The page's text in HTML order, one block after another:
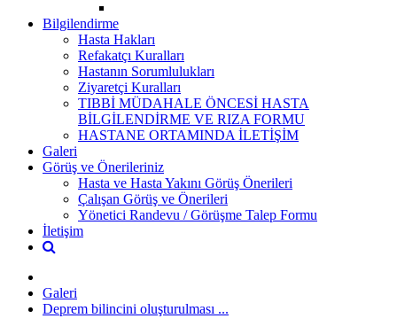
Bilgilendirme
Hasta Hakları
Refakatçı Kuralları
Hastanın Sorumlulukları
Ziyaretçi Kuralları
TIBBİ MÜDAHALE ÖNCESİ HASTA
BİLGİLENDİRME VE RIZA FORMU
HASTANE ORTAMINDA İLETİŞİM
Galeri
Görüş ve Önerileriniz
Hasta ve Hasta Yakını Görüş Önerileri
Çalışan Görüş ve Önerileri
Yönetici Randevu / Görüşme Talep Formu
İletişim
Galeri
Deprem bilincini oluşturulması ...